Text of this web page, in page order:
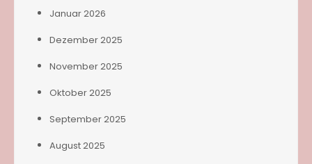
Januar 2026
Dezember 2025
November 2025
Oktober 2025
September 2025
August 2025